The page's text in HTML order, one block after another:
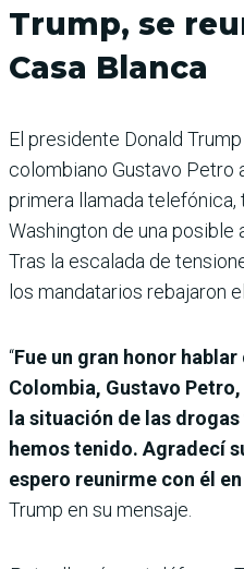
Trump, se
Casa Blanca
El presidente Donald
colombiano Gustavo Petro
primera llamada telefónica,
Washington de una posible
Tras la escalada de
los mandatarios rebajaron
“Fue un gran honor
Colombia, Gustavo
la situación de las
hemos tenido. Agradecí
espero reunirme con él
Trump en su mensaje.